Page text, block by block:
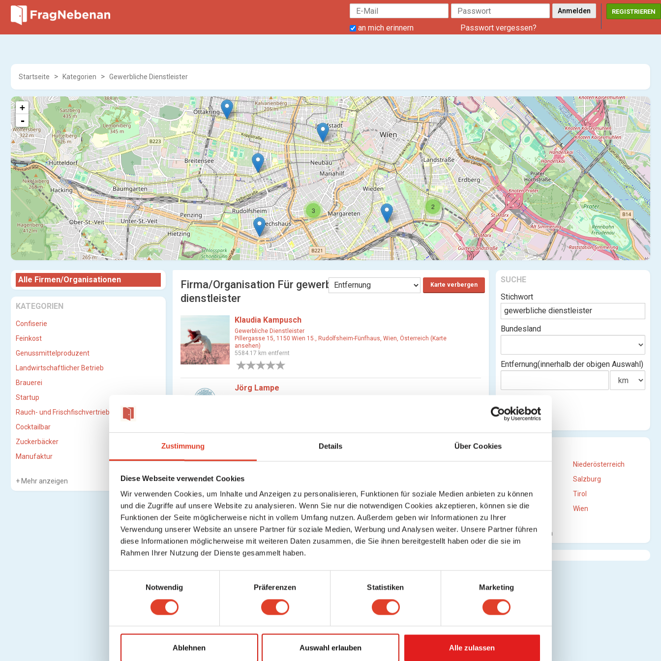
Zustimmung Details Über Cookies
Diese Webseite verwendet Cookies
Wir verwenden Cookies, um Inhalte und Anzeigen zu personalisieren, Funktionen für soziale Medien anbieten zu können
und die Zugriffe auf unsere Website zu analysieren. Wenn Sie nur die notwendigen Cookies akzeptieren, können sie die
Funktionen der Seite möglicherweise nicht in vollem Umfang nutzen. Außerdem geben wir Informationen zu Ihrer
Verwendung unserer Website an unsere Partner für soziale Medien, Werbung und Analysen weiter. Unsere Partner führen
diese Informationen möglicherweise mit weiteren Daten zusammen, die Sie ihnen bereitgestellt haben oder die sie im
Rahmen Ihrer Nutzung der Dienste gesammelt haben.
Notwendig Präferenzen Statistiken Marketing
Ablehnen Auswahl erlauben Alle zulassen
an mich erinnern Passwort vergessen?
REGISTRIEREN
Startseite Kategorien Gewerbliche Dienstleister
2
3
+
-
Alle Firmen/Organisationen
KATEGORIEN
Confiserie
Feinkost
Genussmittelproduzent
Landwirtschaftlicher Betrieb
Brauerei
Startup
Rauch- und Frischfischvertriebs-GmbH
Cocktailbar
Zuckerbäcker
Manufaktur
Mehr anzeigen
SUCHE
Stichwort
Bundesland
Entfernung(innerhalb der obigen Auswahl)
STANDORTE
Niederösterreich
Salzburg
Steiermark
Tirol
Vorarlberg
Wien
Mehr anzeigen
Firma/Organisation Für gewerbliche
dienstleister
Karte verbergen
Klaudia Kampusch
Gewerbliche Dienstleister
Pillergasse 15, 1150 Wien 15., Rudolfsheim-Fünfhaus, Wien, Österreich (Karte
ansehen)
5584.17 km entfernt
Jörg Lampe
Euroschloss Sicherheitstechnik GmbH
Gewerbliche Dienstleister
5585.43 km entfernt
Aminov Nikolai - Schlüsseldienst,Aufsperrdienst
Gewerbliche Dienstleister
Stumpergasse 53, 1060 Wien 6., Mariahilf, Wien, Österreich (Karte ansehen)
Ideal Teppichreinigung
Hütteldorfer Straße 30, 1150 Wien 15., Rudolfsheim-Fünfhaus, Wien, Österreich
5585.7 km entfernt
0 Bewertungen
Schlosserei Pöllmann
Gewerbliche Dienstleister